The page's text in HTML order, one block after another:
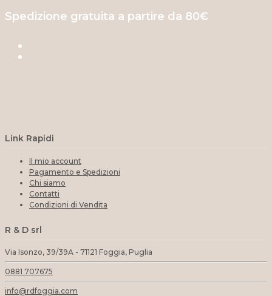
Spedizione gratuita a partire da 80€
Link Rapidi
Il mio account
Pagamento e Spedizioni
Chi siamo
Contatti
Condizioni di Vendita
R & D srl
Via Isonzo, 39/39A - 71121 Foggia, Puglia
0881 707675
info@rdfoggia.com